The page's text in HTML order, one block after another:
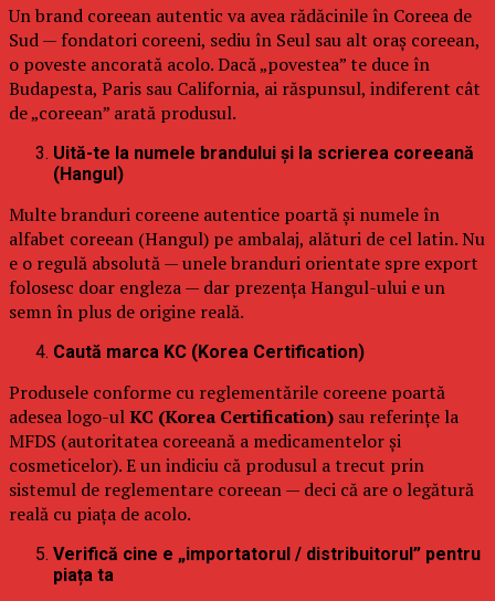
Un brand coreean autentic va avea rădăcinile în Coreea de
Sud — fondatori coreeni, sediu în Seul sau alt oraș coreean,
o poveste ancorată acolo. Dacă „povestea” te duce în
Budapesta, Paris sau California, ai răspunsul, indiferent cât
de „coreean” arată produsul.
Uită-te la numele brandului și la scrierea coreeană
(Hangul)
Multe branduri coreene autentice poartă și numele în
alfabet coreean (Hangul) pe ambalaj, alături de cel latin. Nu
e o regulă absolută — unele branduri orientate spre export
folosesc doar engleza — dar prezența Hangul-ului e un
semn în plus de origine reală.
Caută marca KC (Korea Certification)
Produsele conforme cu reglementările coreene poartă
adesea logo-ulKC (Korea Certification) sau referințe la
MFDS (autoritatea coreeană a medicamentelor și
cosmeticelor). E un indiciu că produsul a trecut prin
sistemul de reglementare coreean — deci că are o legătură
reală cu piața de acolo.
Verifică cine e „importatorul / distribuitorul” pentru
piața ta